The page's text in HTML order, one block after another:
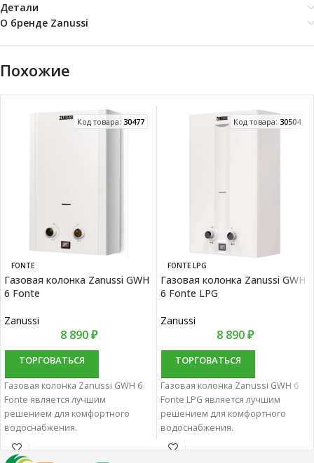
Детали
О бренде Zanussi
Похожие
Код товара: 30477
FONTE
Газовая колонка Zanussi GWH
6 Fonte
Zanussi
8 890₽
ТОРГОВАТЬСЯ
Газовая колонка Zanussi GWH 6
Fonte является лучшим
решением для комфортного
водоснабжения.
Водонагреватели проточные
газовые характеризуются
Код товара: 30504
FONTE LPG
Газовая колонка Zanussi GWH
6 Fonte LPG
Zanussi
8 890₽
ТОРГОВАТЬСЯ
Газовая колонка Zanussi GWH 6
Fonte LPG является лучшим
решением для комфортного
водоснабжения.
Водонагреватели проточные